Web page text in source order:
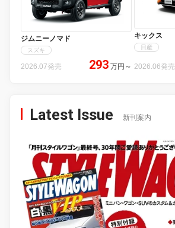
ジムニーノマド
スズキ
2026.07発売 293 万円 ～
キックス
日産
2026.06発売
Latest Issue 新刊案内